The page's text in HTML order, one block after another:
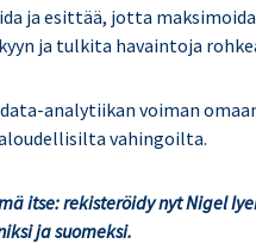
ja esittää, jotta
ja tulkita havaintoja
analytiikan voiman
vahingoilta.
itse: rekisteröidy nyt Nigel
ja suomeksi.